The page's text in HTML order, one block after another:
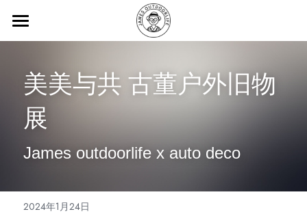
Home主页
Brand品牌
About关于我们
美美与共 古董户外旧物
展
James outdoorlife x auto deco
2024年1月24日